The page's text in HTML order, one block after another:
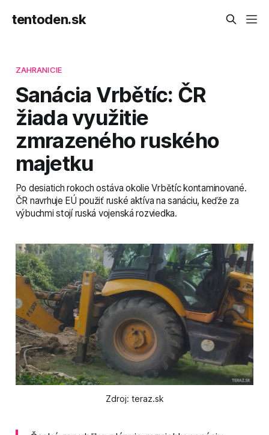
tentoden.sk
ZAHRANICIE
Sanácia Vrbětíc: ČR
žiada využitie
zmrazeného ruského
majetku
Po desiatich rokoch ostáva okolie Vrbětíc kontaminované.
ČR navrhuje EÚ použiť ruské aktíva na sanáciu, keďže za
výbuchmi stojí ruská vojenská rozviedka.
Zdroj: teraz.sk